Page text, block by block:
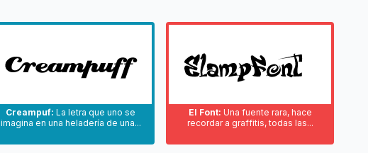
Creampuf: La letra que uno se
imagina en una heladería de una...
El Font: Una fuente rara, hace
recordar a graffitis, todas las...